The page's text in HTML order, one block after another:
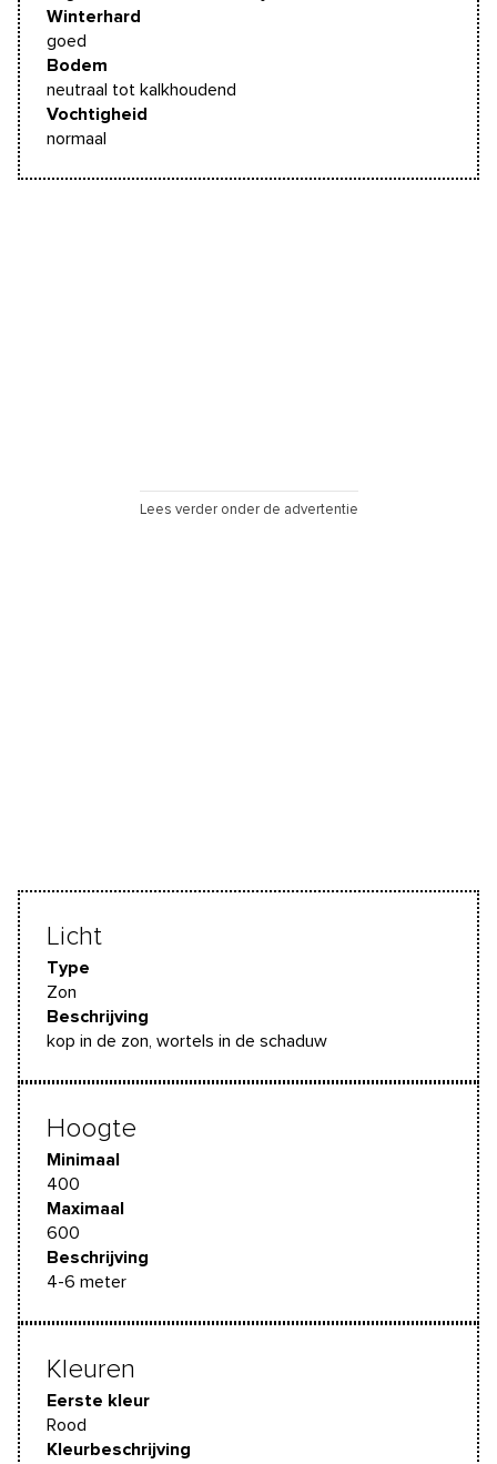
Winterhard
goed
Bodem
neutraal tot kalkhoudend
Vochtigheid
normaal
Lees verder onder de advertentie
Licht
Type
Zon
Beschrijving
kop in de zon, wortels in de schaduw
Hoogte
Minimaal
400
Maximaal
600
Beschrijving
4-6 meter
Kleuren
Eerste kleur
Rood
Kleurbeschrijving